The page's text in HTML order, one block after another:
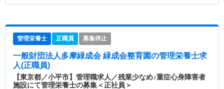
管理栄養士 正職員 募集停止
一般財団法人多摩緑成会 緑成会整育園の管理栄養士求
人(正職員)
【東京都／小平市】管理職求人／残業少なめ♪重症心身障害者
施設にて管理栄養士の募集＜正社員＞